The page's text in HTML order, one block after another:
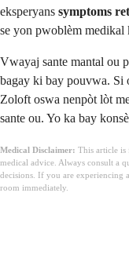
eksperyans symptoms
se yon pwoblèm
Vwayaj sante mantal ou
bagay ki bay pouvwa. Si
Zoloft oswa nenpòt lòt
sante ou. Yo ka bay
Medical Disclaimer: This article is
medical advice. Always consult a
decisions. If you are experiencing
room immediately.